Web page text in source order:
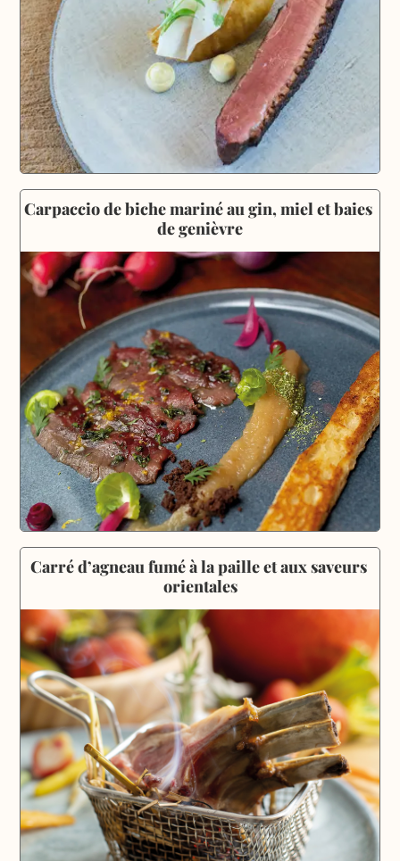
Carpaccio de biche mariné au gin, miel et baies
de genièvre
Carré d’agneau fumé à la paille et aux saveurs
orientales